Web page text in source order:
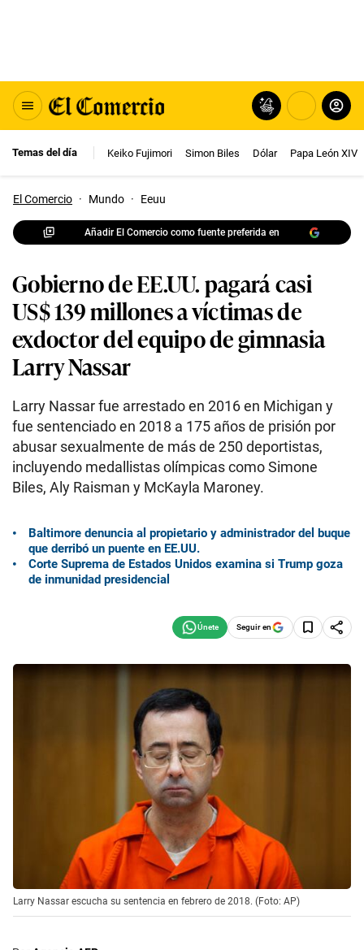
Temas del día Keiko Fujimori Simon Biles Dólar Papa León XIV
El Comercio · Mundo · Eeuu
Añadir El Comercio como fuente preferida en
Gobierno de EE.UU. pagará casi
US$ 139 millones a víctimas de
exdoctor del equipo de gimnasia
Larry Nassar
Larry Nassar fue arrestado en 2016 en Michigan y
fue sentenciado en 2018 a 175 años de prisión por
abusar sexualmente de más de 250 deportistas,
incluyendo medallistas olímpicas como Simone
Biles, Aly Raisman y McKayla Maroney.
Baltimore denuncia al propietario y administrador del buque
que derribó un puente en EE.UU.
Corte Suprema de Estados Unidos examina si Trump goza
de inmunidad presidencial
Seguir en
Larry Nassar escucha su sentencia en febrero de 2018. (Foto: AP)